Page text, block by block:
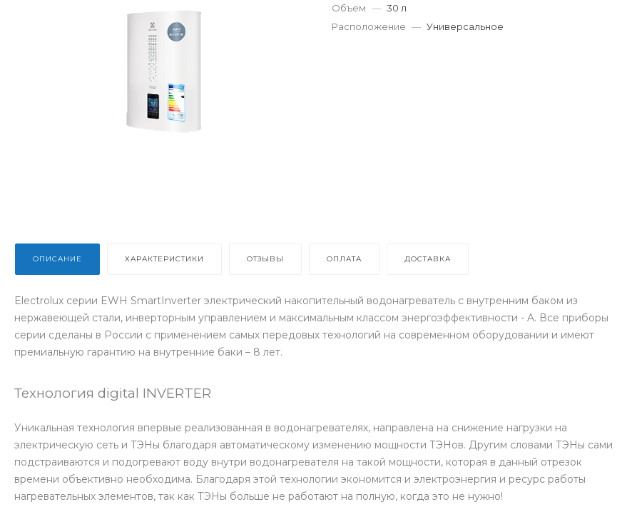
Объем — 30 л
Расположение — Универсальное
ОПИСАНИЕ ХАРАКТЕРИСТИКИ ОТЗЫВЫ ОПЛАТА ДОСТАВКА
Electrolux серии EWH SmartInverter электрический накопительный водонагреватель с внутренним баком из
нержавеющей стали, инверторным управлением и максимальным классом энергоэффективности - A. Все приборы
серии сделаны в России с применением самых передовых технологий на современном оборудовании и имеют
премиальную гарантию на внутренние баки – 8 лет.
Технология digital INVERTER
Уникальная технология впервые реализованная в водонагревателях, направлена на снижение нагрузки на
электрическую сеть и ТЭНы благодаря автоматическому изменению мощности ТЭНов. Другим словами ТЭНы сами
подстраиваются и подогревают воду внутри водонагревателя на такой мощности, которая в данный отрезок
времени объективно необходима. Благодаря этой технологии экономится и электроэнергия и ресурс работы
нагревательных элементов, так как ТЭНы больше не работают на полную, когда это не нужно!